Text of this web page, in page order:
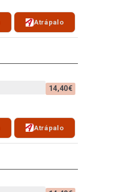
Atrápalo
14,40€
Atrápalo